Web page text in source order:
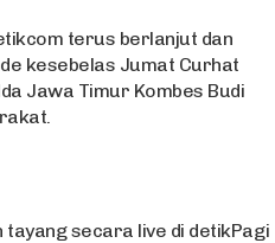
terus berlanjut dan
kesebelas Jumat Curhat
Jawa Timur Kombes Budi
secara live di detikPagi